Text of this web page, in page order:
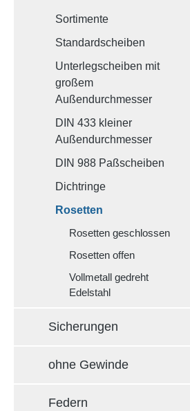
Sortimente
Standardscheiben
Unterlegscheiben mit
großem
Außendurchmesser
DIN 433 kleiner
Außendurchmesser
DIN 988 Paßscheiben
Dichtringe
Rosetten
Rosetten geschlossen
Rosetten offen
Vollmetall gedreht
Edelstahl
Sicherungen
ohne Gewinde
Federn